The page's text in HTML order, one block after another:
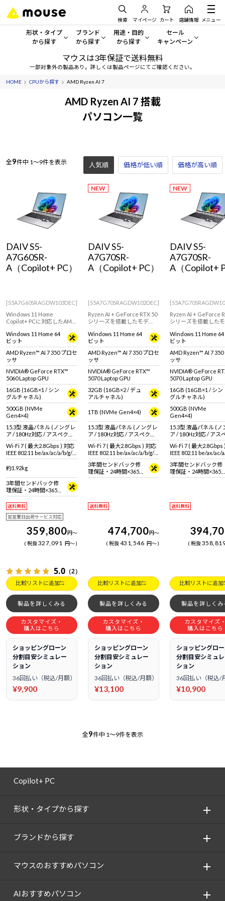
検索 マイページ カート 店舗情報 メニュー
形状・タイプ
から探す
形状・タイプから探す をすべてみる
デスクトップPC
サーバー
ワークステーション
ディスプレイ
Windows 11
ブランド
から探す
mouse
G TUNE
NEXTGEAR
MousePro
iiyama
Copilot+ PC
用途・目的
から探す
一般向けパソコン
クリエイティブ向け
学習向けパソコン
AIおすすめパソコン
Windows 11
セール
キャンペーン
セール・キャンペー
今イチオシのパソコンをピ
Windows 11|
マウスは3年保証で送料無料
一部対象外の製品あり。詳しくは製品ページにてご確認ください。
HOME CPUから探す AMD Ryzen AI 7
AMD Ryzen AI 7 搭載
パソコン一覧
全9件中 1～9件を表示 人気順 価格が低い順 価格が高い順
DAIV S5-
A7G60SR-
A（Copilot+ PC）
[S5A7G60SRAGDW103DEC]
Windows 11 Home
Copilot+ PCに対応したAMD
5060 Laptop GPUを採用した
クリエイター向け15.3型ノー
トPC
Windows 11 Home 64
ビット
AMD Ryzen™ AI 7 350 プロセ
ッサ
NVIDIA® GeForce RTX™
5060 Laptop GPU
16GB (16GB×1 / シン
グルチャネル)
500GB (NVMe
Gen4×4)
15.3型 液晶パネル (ノングレ
ア / 180Hz対応 / アスペクト
比16:10)
Wi-Fi 7 ( 最大2.8Gbps ) 対応
IEEE 802.11 be/ax/ac/a/b/g/n
準拠 ＋ Bluetooth 5内蔵
約1.92kg
3年間センドバック修
理保証・24時間×365
日電話サポート
送料無料
翌営業日出荷サービス対応
359,800円～
税抜327,091 円～
5.0 （2）
比較リストに追加
製品を詳しくみる
カスタマイズ・
購入はこちら
ショッピングローン
分割目安シミュレー
ション
36回払い（税込/月額）
¥9,900
NEW
DAIV S5-
A7G70SR-
A（Copilot+ PC）
[S5A7G70SRAGDW102DEC]
Ryzen AI + GeForce RTX 50
シリーズを搭載したモデ
おすすめなクリエイター向
けノートパソコン
Windows 11 Home 64
ビット
AMD Ryzen™ AI 7 350 プロセ
ッサ
NVIDIA® GeForce RTX™
5070 Laptop GPU
32GB (16GB×2 / デュ
アルチャネル)
1TB (NVMe Gen4×4)
15.3型 液晶パネル (ノングレ
ア / 180Hz対応 / アスペクト
比16:10)
Wi-Fi 7 ( 最大2.8Gbps ) 対応
IEEE 802.11 be/ax/ac/a/b/g/n
準拠 ＋ Bluetooth 5内蔵
3年間センドバック修
理保証・24時間×365
日電話サポート
送料無料
474,700円～
税抜431,546 円～
比較リストに追加
製品を詳しくみる
カスタマイズ・
購入はこちら
ショッピングローン
分割目安シミュレー
ション
36回払い（税込/月額）
¥13,100
NEW
DAIV S5-
A7G70SR-
A（Copilot+
Ryzen AI + GeForce
シリーズを搭載した
おすすめなクリエイ
けノートパソコン
Windows 11 Home 64
ビット
AMD Ryzen™ AI 7 350
ッサ
NVIDIA® GeForce
5070 Laptop GPU
16GB (16GB×1 / シン
グルチャネル)
500GB (NVMe
Gen4×4)
15.3型 液晶パネル (ノ
ア / 180Hz対応 / アス
比16:10)
Wi-Fi 7 ( 最大2.8Gbps
IEEE 802.11 be/ax/ac/
準拠 ＋ Bluetooth 5内
3年間センドバック修
理保証・24時間×365
日電話サポート
送料無料
税抜
比較リストに追加
製品を詳しくみ
カスタマイズ
購入はこちら
ショッピングロ
分割目安シミュ
ション
36回払い（税込/
¥10,900
全9件中 1～9件を表示
Copilot+ PC
形状・タイプから探す
ブランドから探す
マウスのおすすめパソコン
AIおすすめパソコン